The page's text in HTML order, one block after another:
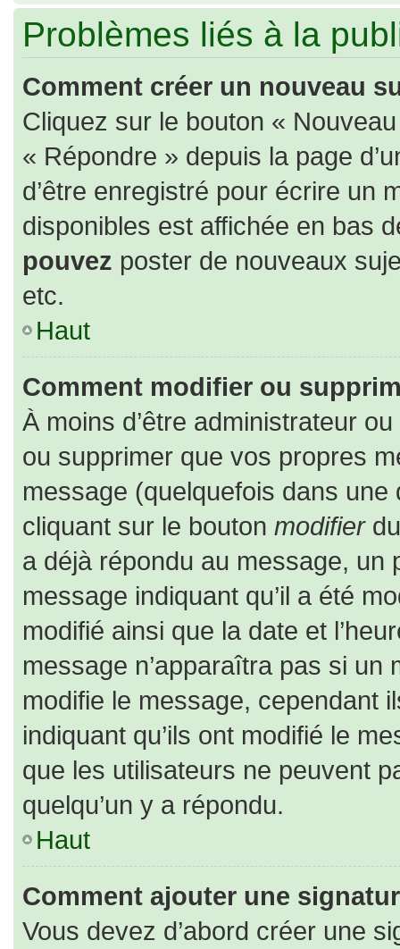
Problèmes liés à la
Comment créer un nouveau
Cliquez sur le bouton «
« Répondre » depuis la page
d’être enregistré pour écrire un
disponibles est affichée en bas
pouvez poster de nouveaux
etc.
Haut
Comment modifier ou
À moins d’être administrateur
ou supprimer que vos propres
message (quelquefois dans
cliquant sur le bouton modifierdu
a déjà répondu au message, un
message indiquant qu’il a été
modifié ainsi que la date et
message n’apparaîtra pas si
modifie le message, cependant
indiquant qu’ils ont modifié le
que les utilisateurs ne peuvent
quelqu’un y a répondu.
Haut
Comment ajouter une
Vous devez d’abord créer une